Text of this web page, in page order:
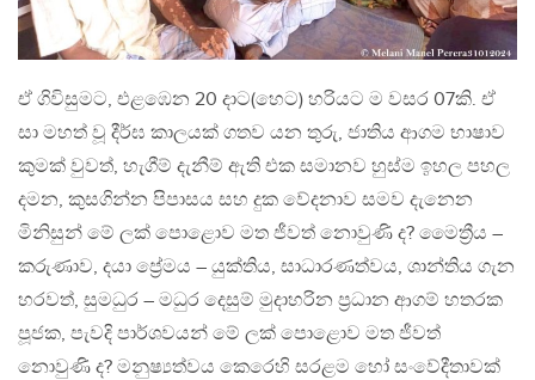
ඒ ගිවිසුමට, එළඹෙන 20 දාට(හෙට) හරියට ම වසර 07කි. ඒ
සා මහත් වූ දීර්ඝ කාලයක් ගතව යන තුරු, ජාතිය ආගම භාෂාව
කුමක් වුවත්, හැගීම් දැනීම් ඇති එක සමානව හුස්ම ඉහල පහල
දමන, කුසගින්න පිපාසය සහ දුක වේදනාව සමව දැනෙන
මිනිසුන් මේ ලක් පොළොව මත ජීවත් නොවුණි ද? මෛත්‍රීය –
කරුණාව, දයා ප්‍රේමය – යුක්තිය, සාධාරණත්වය, ශාන්තිය ගැන
හරවත්, සුමධුර – මධුර දෙසුම් මුදාහරින ප්‍රධාන ආගම් හතරක
පූජක, පැවදි පාර්ශවයන් මේ ලක් පොළොව මත ජීවත්
නොවුණි ද? මනුෂ්‍යත්වය කෙරෙහි සරළම හෝ සංවේදීතාවක්